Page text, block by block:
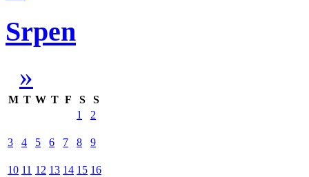
Srpen
»
M T W T F S
S
1
2
3 4 5 6 7 8 9
10 11 12 13 14 15 16